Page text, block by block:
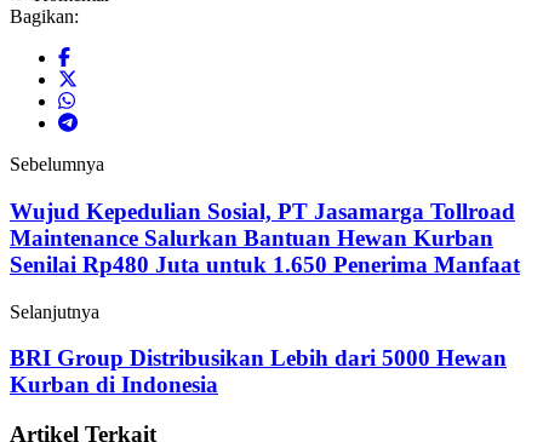
Bagikan:
Sebelumnya
Wujud Kepedulian Sosial, PT Jasamarga Tollroad
Maintenance Salurkan Bantuan Hewan Kurban
Senilai Rp480 Juta untuk 1.650 Penerima Manfaat
Selanjutnya
BRI Group Distribusikan Lebih dari 5000 Hewan
Kurban di Indonesia
Artikel Terkait